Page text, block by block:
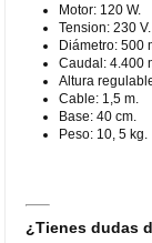
Motor: 120 W.
Tension: 230 V.
Diámetro: 500
Caudal: 4.400
Altura
Cable: 1,5 m.
Base: 40 cm.
Peso: 10, 5 kg.
¿Tienes dudas